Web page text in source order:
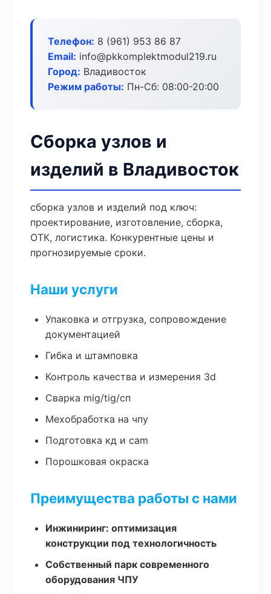
Телефон: 8 (961) 953 86 87
Email: info@pkkomplektmodul219.ru
Город: Владивосток
Режим работы: Пн-Сб: 08:00-20:00
Сборка узлов и
изделий в Владивосток
сборка узлов и изделий под ключ:
проектирование, изготовление, сборка,
ОТК, логистика. Конкурентные цены и
прогнозируемые сроки.
Наши услуги
Упаковка и отгрузка, сопровождение
документацией
Гибка и штамповка
Контроль качества и измерения 3d
Сварка mig/tig/сп
Мехобработка на чпу
Подготовка кд и cam
Порошковая окраска
Преимущества работы с нами
Инжиниринг: оптимизация
конструкции под технологичность
Собственный парк современного
оборудования ЧПУ